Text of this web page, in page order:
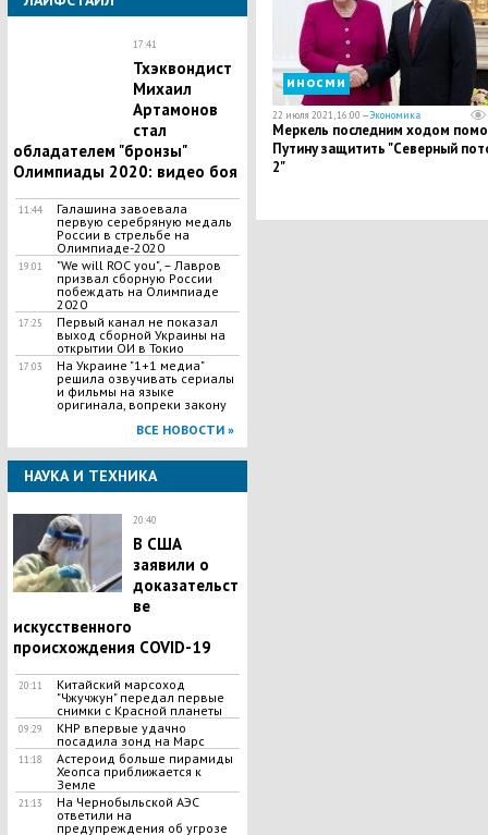
17:41
Тхэквондист
Михаил
Артамонов
стал
обладателем "бронзы"
Олимпиады 2020: видео боя
11:44
Галашина завоевала
первую серебряную медаль
России в стрельбе на
Олимпиаде-2020
19:01
"We will ROC you", – Лавров
призвал сборную России
побеждать на Олимпиаде
2020
17:25
Первый канал не показал
выход сборной Украины на
открытии ОИ в Токио
17:03
На Украине "1+1 медиа"
решила озвучивать сериалы
и фильмы на языке
оригинала, вопреки закону
ВСЕ НОВОСТИ »
НАУКА И ТЕХНИКА
20:40
В США
заявили о
доказательст
ве
искусственного
происхождения COVID-19
20:11
Китайский марсоход
"Чжучжун" передал первые
снимки с Красной планеты
09:29
КНР впервые удачно
посадила зонд на Марс
11:18
Астероид больше пирамиды
Хеопса приближается к
Земле
21:13
На Чернобыльской АЭС
ответили на
предупреждения об угрозе
иносми
22 июля 2021, 16:00 —Экономика
Меркель последним ходом
Путину защитить "Северный
2"